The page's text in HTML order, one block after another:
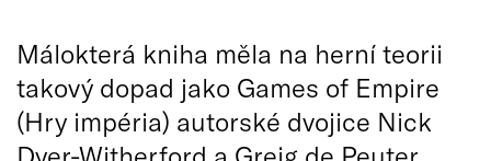
Málokterá kniha měla na herní teorii
takový dopad jako Games of Empire
(Hry impéria) autorské dvojice Nick